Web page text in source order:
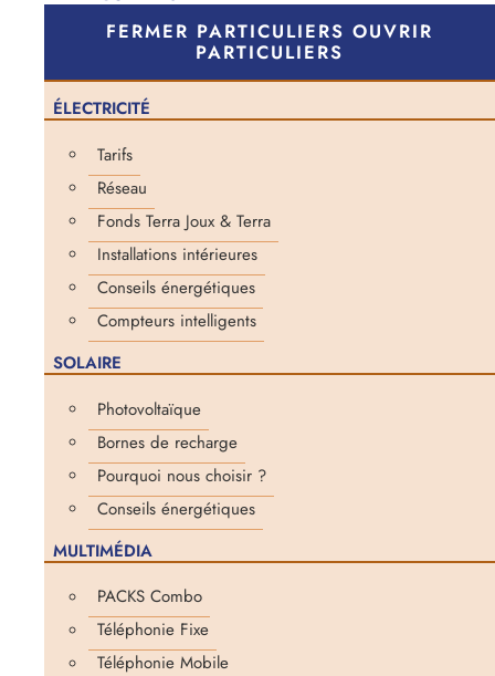
FERMER PARTICULIERS OUVRIR
PARTICULIERS
ÉLECTRICITÉ
Tarifs
Réseau
Fonds Terra Joux & Terra
Installations intérieures
Conseils énergétiques
Compteurs intelligents
SOLAIRE
Photovoltaïque
Bornes de recharge
Pourquoi nous choisir ?
Conseils énergétiques
MULTIMÉDIA
PACKS Combo
Téléphonie Fixe
Téléphonie Mobile